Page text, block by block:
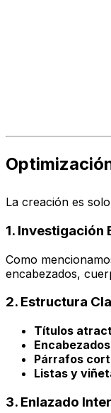
La creación es
1. Investigación
Como
encabezados,
2. Estructura
Títulos
Párrafos
Listas y
3. Enlazado